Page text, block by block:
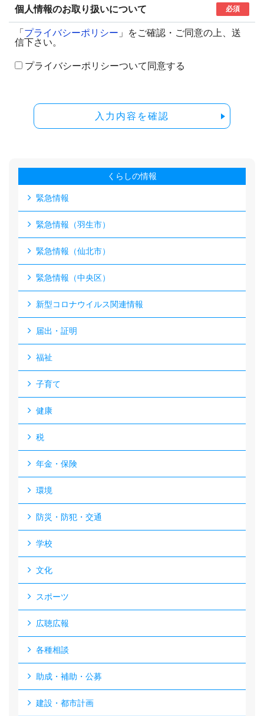
個人情報のお取り扱いについて 必須
「 プライバシーポリシー 」をご確認・ご同意の上、送
信下さい。
プライバシーポリシーついて同意する
入力内容を確認
くらしの情報
緊急情報
緊急情報（羽生市）
緊急情報（仙北市）
緊急情報（中央区）
新型コロナウイルス関連情報
届出・証明
福祉
子育て
健康
税
年金・保険
環境
防災・防犯・交通
学校
文化
スポーツ
広聴広報
各種相談
助成・補助・公募
建設・都市計画